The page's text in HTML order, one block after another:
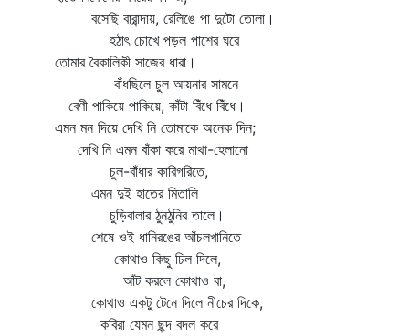
বসেছি বারান্দায়, রেলিঙে পা দুটো তোলা।
হঠাৎ চোখে পড়ল পাশের ঘরে
তোমার বৈকালিকী সাজের ধারা।
বাঁধছিলে চুল আয়নার সামনে
বেণী পাকিয়ে পাকিয়ে, কাঁটা বিঁধে বিঁধে।
এমন মন দিয়ে দেখি নি তোমাকে অনেক দিন;
দেখি নি এমন বাঁকা করে মাথা-হেলানো
চুল-বাঁধার কারিগরিতে,
এমন দুই হাতের মিতালি
চুড়িবালার ঠুনঠুনির তালে।
শেষে ওই ধানিরঙের আঁচলখানিতে
কোথাও কিছু ঢিল দিলে,
আঁট করলে কোথাও বা,
কোথাও একটু টেনে দিলে নীচের দিকে,
কবিরা যেমন ছন্দ বদল করে